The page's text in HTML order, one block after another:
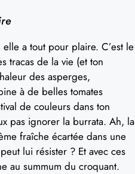
a tout pour plaire. C’est le
tracas de la vie (et ton
des asperges,
à de belles tomates
de couleurs dans ton
pas ignorer la burrata. Ah, la
fraîche écartée dans une
lui résister ? Et avec ces
au summum du croquant.